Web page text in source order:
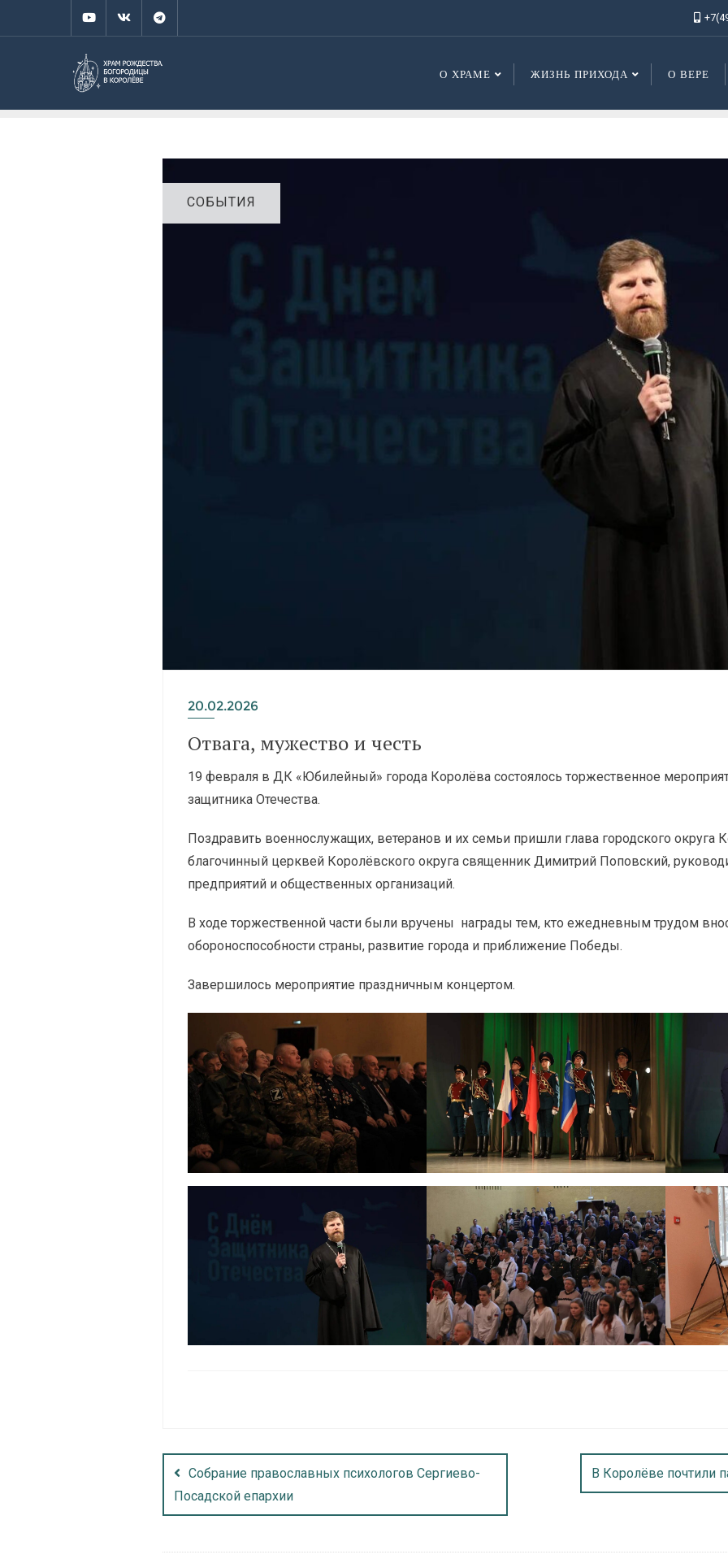
О ХРАМЕ ЖИЗНЬ ПРИХОДА О ВЕРЕ
СОБЫТИЯ
20.02.2026
Отвага, мужество и честь
19 февраля в ДК «Юбилейный» города Королёва состоялось торжественное
защитника Отечества.
Поздравить военнослужащих, ветеранов и их семьи пришли глава городского округа
благочинный церквей Королёвского округа священник Димитрий Поповский,
предприятий и общественных организаций.
В ходе торжественной части были вручены награды тем, кто ежедневным трудом
обороноспособности страны, развитие города и приближение Победы.
Завершилось мероприятие праздничным концертом.
Собрание православных психологов Сергиево-
Посадской епархии
В Королёве почтили